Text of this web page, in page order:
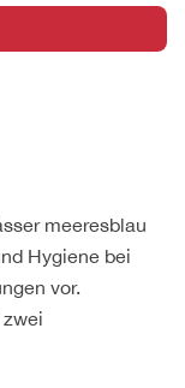
meeresblau
Hygiene bei
vor.